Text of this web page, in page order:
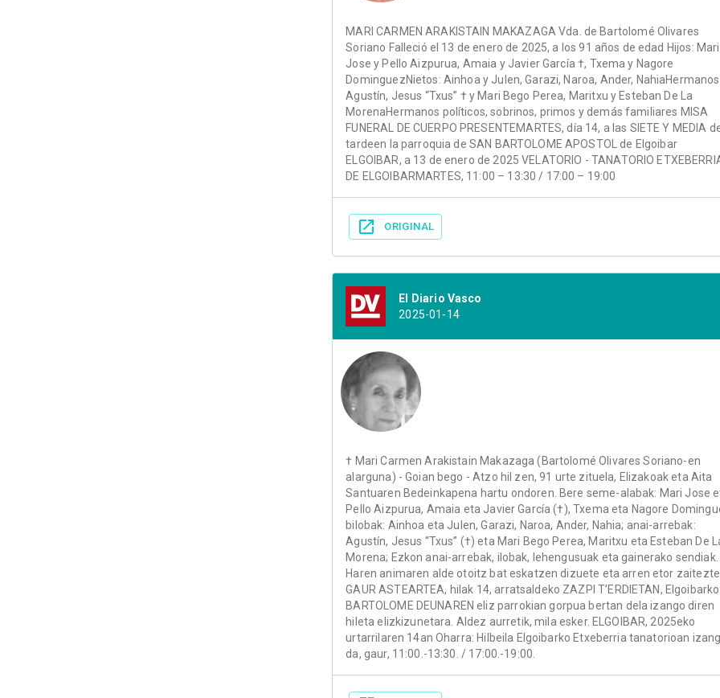
MARI CARMEN ARAKISTAIN MAKAZAGA Vda. de Bartolomé Olivares
Soriano Falleció el 13 de enero de 2025, a los 91 años de edad Hijos: Mari
Jose y Pello Aizpurua, Amaia y Javier García †, Txema y Nagore
DominguezNietos: Ainhoa y Julen, Garazi, Naroa, Ander,
Agustín, Jesus “Txus” † y Mari Bego Perea, Maritxu y Esteban De La
MorenaHermanos políticos, sobrinos, primos y demás familiares MISA
FUNERAL DE CUERPO PRESENTEMARTES, día 14, a las SIETE Y MEDIA
tardeen la parroquia de SAN BARTOLOME APOSTOL de Elgoibar
ELGOIBAR, a 13 de enero de 2025 VELATORIO - TANATORIO
DE ELGOIBARMARTES, 11:00 – 13:30 / 17:00 – 19:00
ORIGINAL
El Diario Vasco
2025-01-14
† Mari Carmen Arakistain Makazaga (Bartolomé Olivares Soriano-en
alarguna) - Goian bego - Atzo hil zen, 91 urte zituela, Elizakoak eta Aita
Santuaren Bedeinkapena hartu ondoren. Bere seme-alabak: Mari Jose
Pello Aizpurua, Amaia eta Javier García (†), Txema eta Nagore
bilobak: Ainhoa eta Julen, Garazi, Naroa, Ander, Nahia; anai-arrebak:
Agustín, Jesus “Txus” (†) eta Mari Bego Perea, Maritxu eta Esteban De
Morena; Ezkon anai-arrebak, ilobak, lehengusuak eta gainerako sendiak.
Haren animaren alde otoitz bat eskatzen dizuete eta arren etor
GAUR ASTEARTEA, hilak 14, arratsaldeko ZAZPI T’ERDIETAN, Elgoibarko
BARTOLOME DEUNAREN eliz parrokian gorpua bertan dela izango diren
hileta elizkizunetara. Aldez aurretik, mila esker. ELGOIBAR, 2025eko
urtarrilaren 14an Oharra: Hilbeila Elgoibarko Etxeberria tanatorioan
da, gaur, 11:00.-13:30. / 17:00.-19:00.